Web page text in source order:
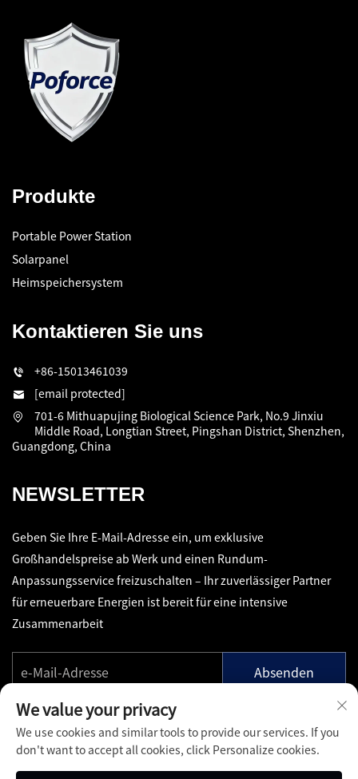
Produkte
Portable Power Station
Solarpanel
Heimspeichersystem
Kontaktieren Sie uns
+86-15013461039
[email protected]
701-6 Mithuapujing Biological Science Park, No.9 Jinxiu
Middle Road, Longtian Street, Pingshan District, Shenzhen,
Guangdong, China
NEWSLETTER
Geben Sie Ihre E-Mail-Adresse ein, um exklusive
Großhandelspreise ab Werk und einen Rundum-
Anpassungsservice freizuschalten – Ihr zuverlässiger Partner
für erneuerbare Energien ist bereit für eine intensive
Zusammenarbeit
Absenden
We value your privacy
We use cookies and similar tools to provide our services. If you
don't want to accept all cookies, click Personalize cookies.